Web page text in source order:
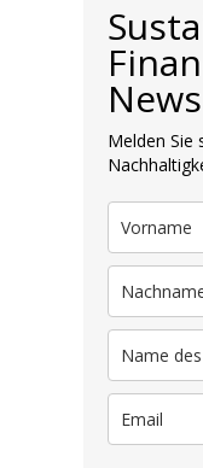
Melden Sie